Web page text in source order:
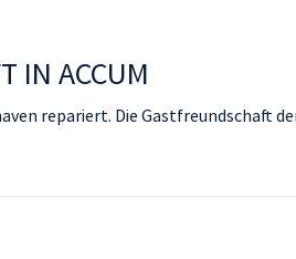
IN ACCUM
repariert. Die Gastfreundschaft